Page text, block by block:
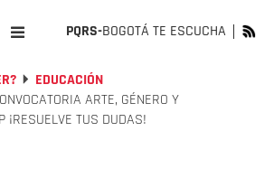
PQRS-BOGOTÁ TE ESCUCHA
EDUCACIÓN
ARTE, GÉNERO Y
¡RESUELVE TUS DUDAS!